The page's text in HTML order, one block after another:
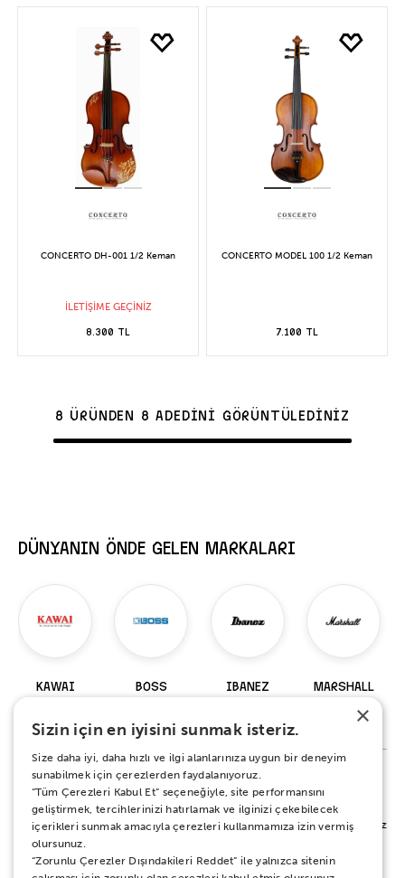
CONCERTO DH-001 1/2 Keman
İLETİŞİME GEÇİNİZ
8.300 TL
CONCERTO MODEL 100 1/2 Keman
7.100 TL
8 ÜRÜNDEN 8 ADEDİNİ GÖRÜNTÜLEDİNİZ
DÜNYANIN ÖNDE GELEN MARKALARI
KAWAI BOSS IBANEZ MARSHALL
147 Ürün
%100 MEMNUNİYET SÖZÜ
Alışverişiniz sırasında ya da sonrasında koşulsuz mutluluğunuz için yanınızdayız.
Her ne sebeple olursa olsun 15 gün boyunca iade ve değişim garantisi Zuhal
Müzik güvencesinde.
×
Sizin için en iyisini sunmak isteriz.
Size daha iyi, daha hızlı ve ilgi alanlarınıza uygun bir deneyim
sunabilmek için çerezlerden faydalanıyoruz.
“Tüm Çerezleri Kabul Et” seçeneğiyle, site performansını
geliştirmek, tercihlerinizi hatırlamak ve ilginizi çekebilecek
içerikleri sunmak amacıyla çerezleri kullanmamıza izin vermiş
olursunuz.
“Zorunlu Çerezler Dışındakileri Reddet” ile yalnızca sitenin